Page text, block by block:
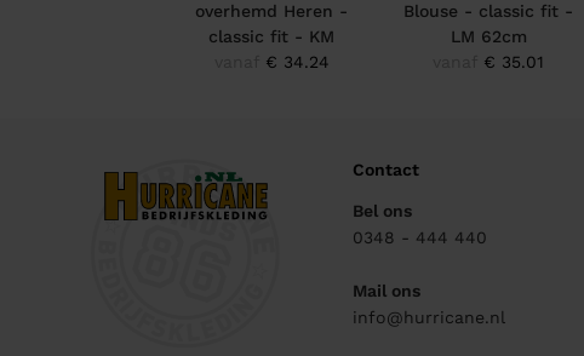
overhemd Heren -
classic fit - KM
€ 34.24
Blouse - classic fit -
LM 62cm
€ 35.01
Contact
Bel ons
0348 - 444 440
Mail ons
info@hurricane.nl